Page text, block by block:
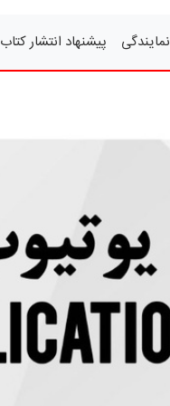
نمایندگی پیشنهاد انتشار کتاب